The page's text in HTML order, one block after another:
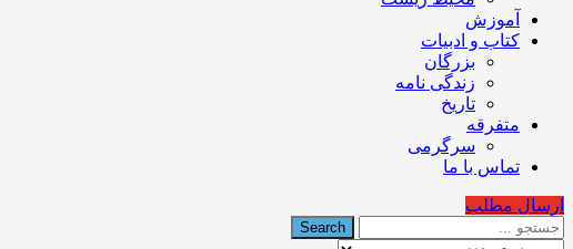
آموزش
کتاب و ادبیات
بزرگان
زندگی نامه
تاریخ
متفرقه
سرگرمی
تماس با ما
ارسال مطلب